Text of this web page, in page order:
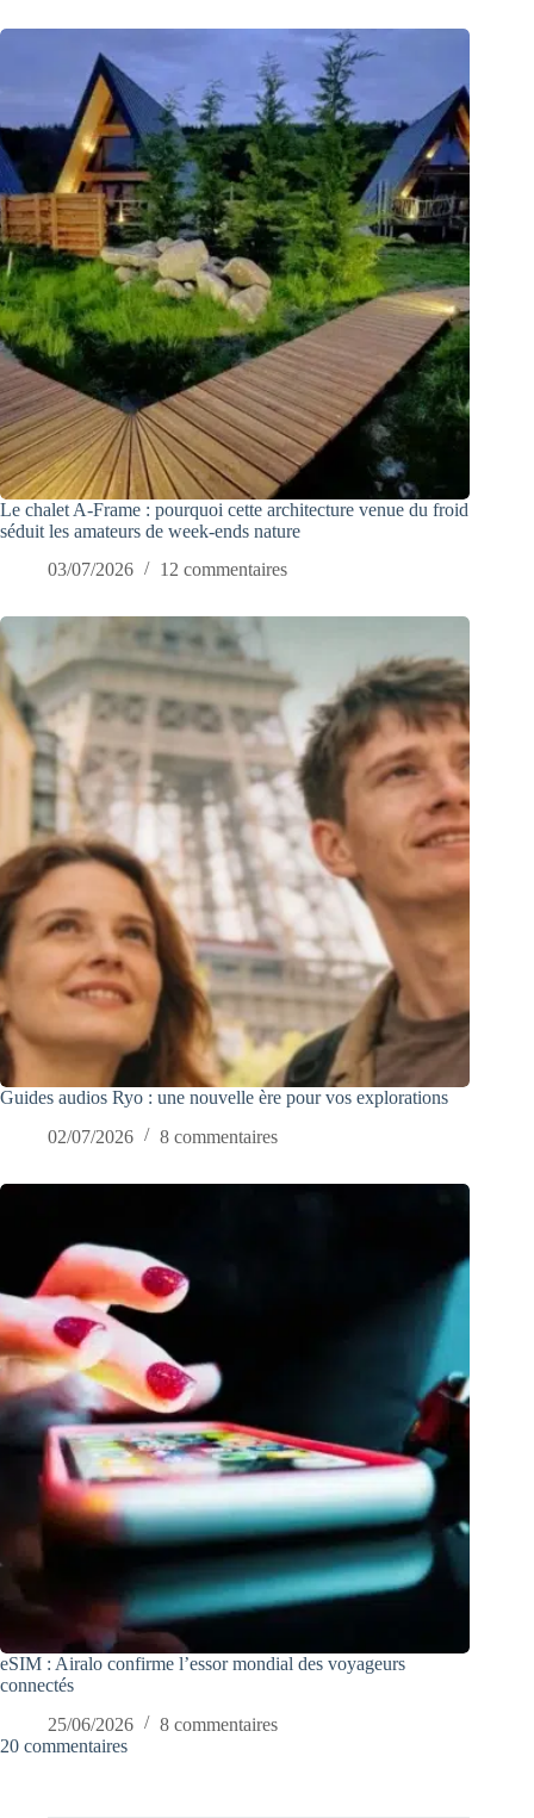
Le chalet A-Frame : pourquoi cette architecture venue du froid
séduit les amateurs de week-ends nature
03/07/2026
12 commentaires
Guides audios Ryo : une nouvelle ère pour vos explorations
02/07/2026
8 commentaires
eSIM : Airalo confirme l’essor mondial des voyageurs
connectés
25/06/2026
8 commentaires
20 commentaires